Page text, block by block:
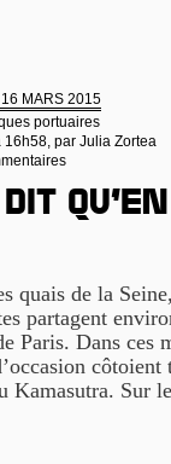
MARS 2015
portuaires
16h58, par Julia Zortea
quais de la
partagent
Paris. Dans ces
Kamasutra. Sur